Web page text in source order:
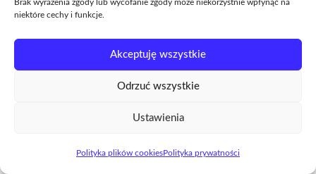
Brak wyrażenia zgody lub wycofanie zgody może niekorzystnie wpłynąć na
niektóre cechy i funkcje.
Akceptuję wszystkie
Odrzuć wszystkie
Ustawienia
Polityka plików cookiesPolityka prywatności